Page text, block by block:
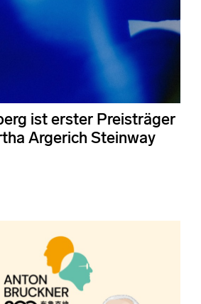
ist erster Preisträger
Argerich Steinway